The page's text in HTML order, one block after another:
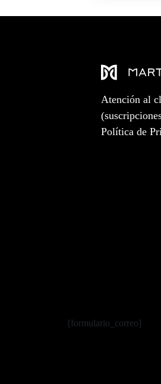
Atención al
Política de
[formulario_correo]